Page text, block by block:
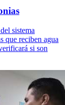
sistema
que reciben agua
si son